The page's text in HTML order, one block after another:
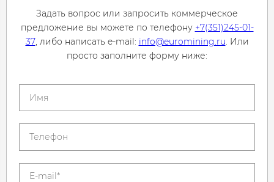
Задать вопрос или запросить коммерческое
предложение вы можете по телефону +7(351)245-01-
37, либо написать e-mail: info@euromining.ru. Или
просто заполните форму ниже: